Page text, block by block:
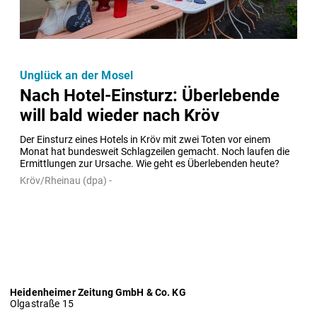
Nach Hotel-Einsturz: Überlebende
will bald wieder nach Kröv
Der Einsturz eines Hotels in Kröv mit zwei Toten vor einem
Monat hat bundesweit Schlagzeilen gemacht. Noch laufen die
Ermittlungen zur Ursache. Wie geht es Überlebenden heute?
Unglück an der Mosel
Kröv/Rheinau (dpa) -
Heidenheimer Zeitung GmbH & Co. KG
Olgastraße 15